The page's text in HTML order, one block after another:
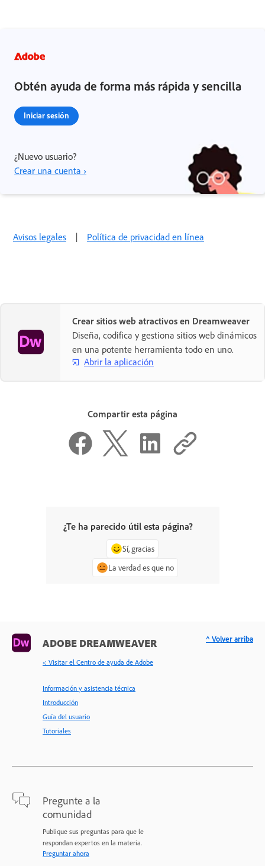
Obtén ayuda de forma más rápida y sencilla
Iniciar sesión
¿Nuevo usuario?
Crear una cuenta ›
Avisos legales | Política de privacidad en línea
Crear sitios web atractivos en Dreamweaver
Diseña, codifica y gestiona sitios web dinámicos
en una potente herramienta todo en uno.
Abrir la aplicación
Compartir esta página
¿Te ha parecido útil esta página?
Sí, gracias
La verdad es que no
ADOBE DREAMWEAVER
< Visitar el Centro de ayuda de Adobe
Información y asistencia técnica
Introducción
Guía del usuario
Tutoriales
Pregunte a la
comunidad
Publique sus preguntas para que le
respondan expertos en la materia.
Preguntar ahora
^ Volver arriba